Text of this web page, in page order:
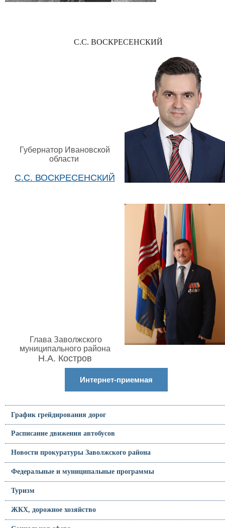
С.С. ВОСКРЕСЕНСКИЙ
Губернатор Ивановской
области
С.С. ВОСКРЕСЕНСКИЙ
Глава Заволжского
муниципального района
Н.А. Костров
Интернет-приемная
График грейдирования дорог
Расписание движения автобусов
Новости прокуратуры Заволжского района
Федеральные и муниципальные программы
Туризм
ЖКХ, дорожное хозяйство